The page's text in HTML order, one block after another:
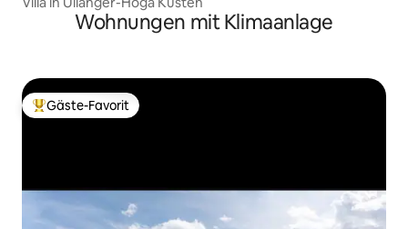
Wohnungen mit Klimaanlage
Beliebter Gäste-Favorit.
Gäste-Favorit